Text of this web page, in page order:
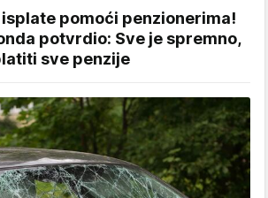
pomoći penzionerima!
potvrdio: Sve je spremno,
sve penzije